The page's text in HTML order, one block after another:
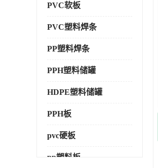
PVC软板
PVC塑料焊条
PP塑料焊条
PPH塑料储罐
HDPE塑料储罐
PPH板
pvc硬板
pp塑料板